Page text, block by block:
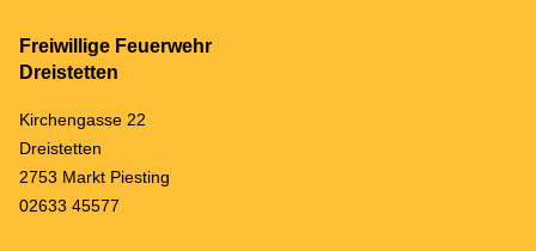
Freiwillige Feuerwehr
Dreistetten
Kirchengasse 22
Dreistetten
2753 Markt Piesting
02633 45577